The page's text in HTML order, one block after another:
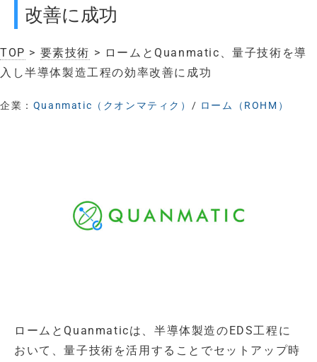
改善に成功
TOP > 要素技術 > ロームとQuanmatic、量子技術を導
入し半導体製造工程の効率改善に成功
企業： Quanmatic（クオンマティク） / ローム（ROHM）
ロームとQuanmaticは、半導体製造のEDS工程に
おいて、量子技術を活用することでセットアップ時